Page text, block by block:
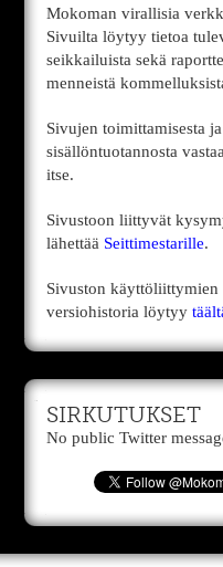
Mokoman virallisia
Sivuilta löytyy tietoa
seikkailuista sekä
menneistä
Sivujen toimittamisesta ja
sisällöntuotannosta
itse.
Sivustoon liittyvät
lähettää Seittimestarille.
Sivuston käyttöliittymien
versiohistoria löytyy
SIRKUTUKSET
No public Twitter